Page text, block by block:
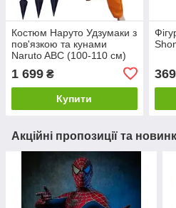
Костюм Наруто Удзумаки з
пов'язкою та кунами
Naruto ABC (100-110 см)
1 699 ₴
Купити
369
Акційні пропозиції та